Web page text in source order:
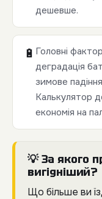
дешевше.
🔋 Головні
деградація
зимове
Калькулятор
економія на
💡 За якого
вигідніший?
Що більше ви